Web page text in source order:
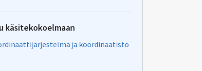
käsitekokoelmaan
ja koordinaatisto